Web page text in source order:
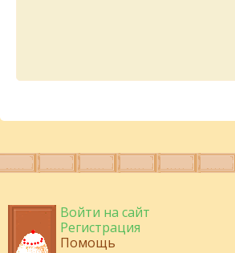
Войти на сайт
Регистрация
Помощь